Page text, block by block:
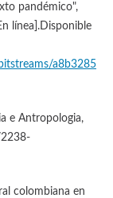
pandémico",
línea].Disponible
a8b3285
e Antropologia,
colombiana en